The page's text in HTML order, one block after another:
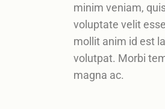
minim veniam,
voluptate velit
mollit anim id est
volutpat. Morbi
magna ac.